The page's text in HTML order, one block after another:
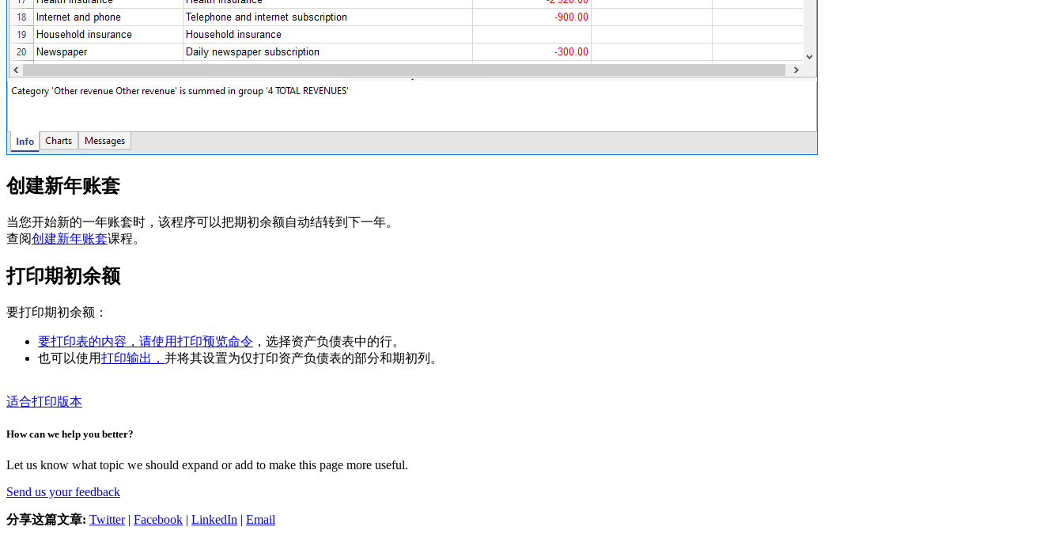
创建新年账套
当您开始新的一年账套时，该程序可以把期初余额自动结转到下一年。
查阅创建新年账套课程。
打印期初余额
要打印期初余额：
要打印表的内容，请使用打印预览命令 ，选择资产负债表中的行。
也可以使用打印输出， 并将其设置为仅打印资产负债表的部分和期初列。
适合打印版本
How can we help you better?
Let us know what topic we should expand or add to make this page more useful.
Send us your feedback
分享这篇文章: Twitter| Facebook LinkedIn Email